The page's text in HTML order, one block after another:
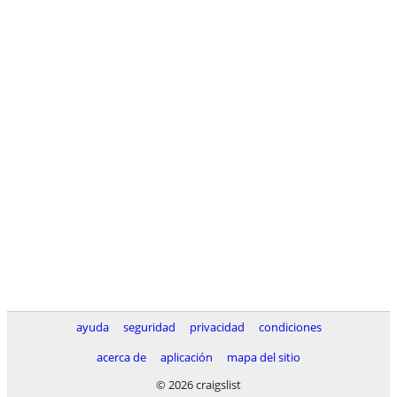
ayuda seguridad privacidad
condiciones
acerca de
aplicación
mapa del sitio
© 2026 craigslist